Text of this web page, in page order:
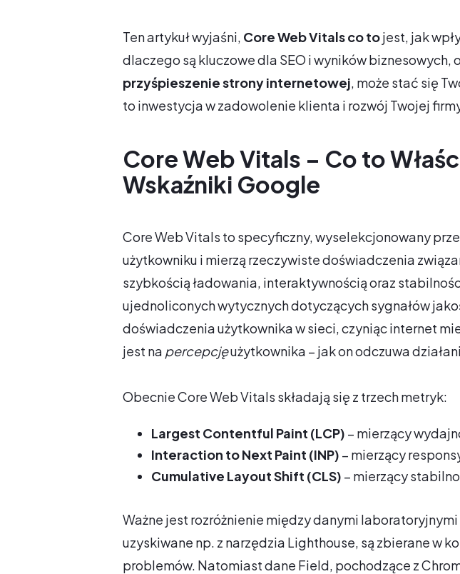
Ten artykuł wyjaśni, Core Web Vitals co tojest, jak
dlaczego są kluczowe dla SEO i wyników
przyśpieszenie strony internetowej, może stać się
to inwestycja w zadowolenie klienta i rozwój Twojej
Core Web Vitals – Co to
Wskaźniki Google
Core Web Vitals to specyficzny, wyselekcjonowany
użytkowniku i mierzą rzeczywiste doświadczenia
szybkością ładowania, interaktywnością oraz
ujednoliconych wytycznych dotyczących sygnałów
doświadczenia użytkownika w sieci, czyniąc internet
jest na percepcjęużytkownika – jak on odczuwa
Obecnie Core Web Vitals składają się z trzech metryk:
Largest Contentful Paint (LCP) – mierzący
Interaction to Next Paint (INP) – mierzący
Cumulative Layout Shift (CLS) – mierzący
Ważne jest rozróżnienie między danymi
uzyskiwane np. z narzędzia Lighthouse, są zbierane w
problemów. Natomiast dane Field, pochodzące z